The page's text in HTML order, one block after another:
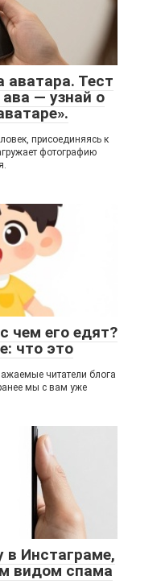
аватара. Тест
— узнай о
присоединяясь к
фотографию
чем его едят?
что это
читатели блога
мы с вам уже
в Инстаграме,
видом спама